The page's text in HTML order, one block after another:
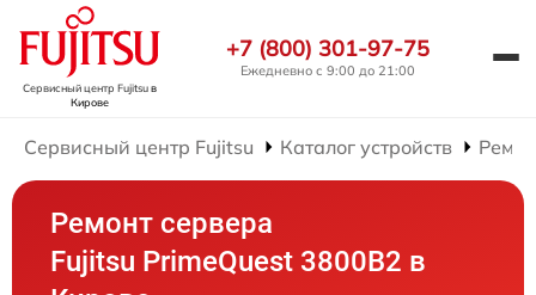
Сервисный центр Fujitsuв
Кирове
+7 (800) 301-97-75
Ежедневно с 9:00 до 21:00
Сервисный центр Fujitsu Каталог устройств
Ремонт сервера
Fujitsu PrimeQuest 3800B2 в